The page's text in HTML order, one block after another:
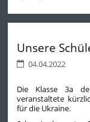
Unsere
04.04.2022
Die Klasse 3a
veranstaltete
für die Ukraine.